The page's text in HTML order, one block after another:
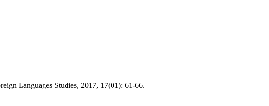
Languages Studies, 2017, 17(01): 61-66.